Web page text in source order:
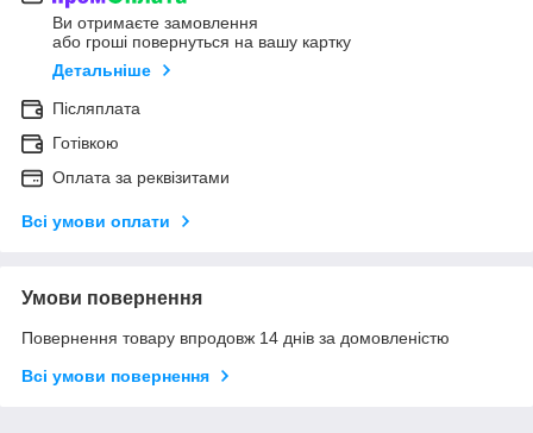
Ви отримаєте замовлення
або гроші повернуться на вашу картку
Детальніше
Післяплата
Готівкою
Оплата за реквізитами
Всі умови оплати
Умови повернення
Повернення товару впродовж 14 днів за домовленістю
Всі умови повернення